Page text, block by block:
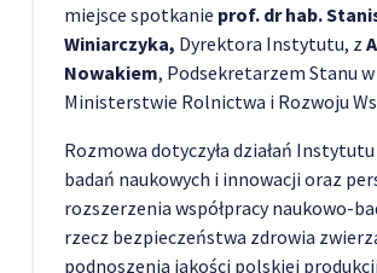
miejsce spotkanie prof. dr hab.
Winiarczyka, Dyrektora Instytutu, z
Nowakiem, Podsekretarzem Stanu w
Ministerstwie Rolnictwa i Rozwoju
Rozmowa dotyczyła działań
badań naukowych i innowacji oraz
rozszerzenia współpracy naukowo-
rzecz bezpieczeństwa zdrowia
podnoszenia jakości polskiej